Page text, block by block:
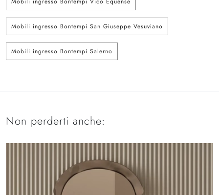
Mobili ingresso Bontempi San Giuseppe Vesuviano
Mobili ingresso Bontempi Salerno
Non perderti anche: